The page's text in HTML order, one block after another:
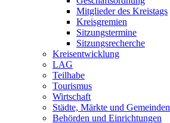
Mitglieder des Kreistags
Kreisgremien
Sitzungstermine
Sitzungsrecherche
Kreisentwicklung
LAG
Teilhabe
Tourismus
Wirtschaft
Städte, Märkte und Gemeinden
Behörden und Einrichtungen